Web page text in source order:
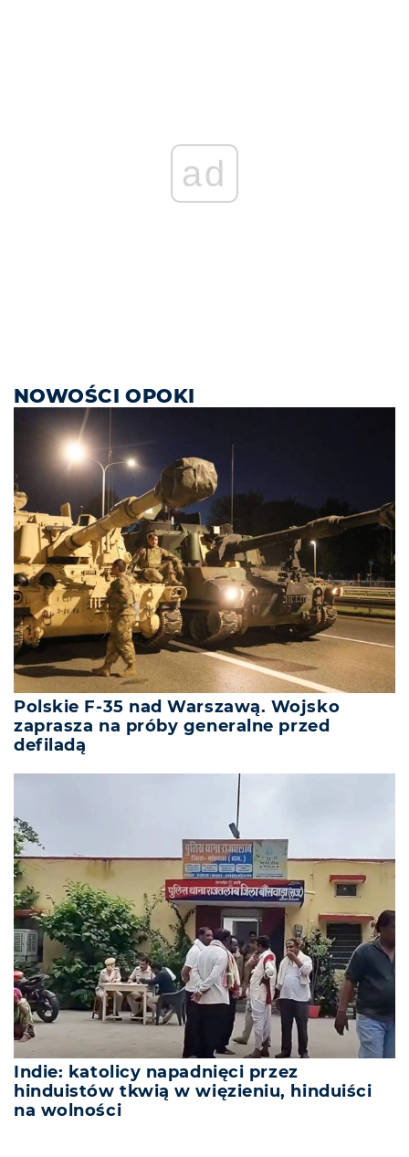
ad
NOWOŚCI OPOKI
Polskie F-35 nad Warszawą. Wojsko
zaprasza na próby generalne przed
defiladą
Indie: katolicy napadnięci przez
hinduistów tkwią w więzieniu, hinduiści
na wolności